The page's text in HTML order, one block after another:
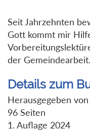
Seit Jahrzehnten
Gott kommt mir
der Gemeindearbeit.
Details zum
Herausgegeben von
96 Seiten
1. Auflage 2024